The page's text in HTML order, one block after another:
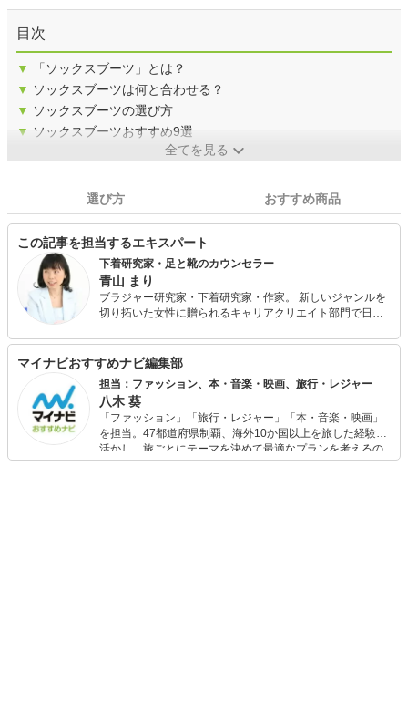
目次
▼
「ソックスブーツ」とは？
▼ ソックスブーツは何と合わせる？
▼ ソックスブーツの選び方
▼ ソックスブーツおすすめ9選
全てを見る
選び方 おすすめ商品
この記事を担当するエキスパート
下着研究家・足と靴のカウンセラー
青山 まり
ブラジャー研究家・下着研究家・作家。 新しいジャンルを
切り拓いた女性に贈られるキャリアクリエイト部門で日経
者の立場で活動している。新聞・雑誌・講演・テレビ出演
多数。著書に『ブラの本。』（サンマーク出版）『着るだ
けダイエット』（東邦出版）ほか多数。 また、2014年に足
の怪我をしたことがきっかけで足と靴の研究を始める。フ
ットケアの専門スクールに通い、フットケアアドバイザー
とシューフィット、中敷き調整の技術を身につける。 その
後、靴工房と靴専門店にて経験を積み、現在「足と靴のカ
ウンセラー」としても活動中。
マイナビおすすめナビ編集部
担当：ファッション、本・音楽・映画、旅行・レジャー
八木 葵
「ファッション」「旅行・レジャー」「本・音楽・映画」
を担当。47都道府県制覇、海外10か国以上を旅した経験を
活かし、旅ごとにテーマを決めて最適なプランを考えるの
が得意。また、アパレルショップでの販売経験もあり。誰